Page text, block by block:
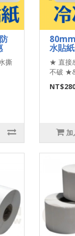
撕
水貼
★ 直接
不破
加